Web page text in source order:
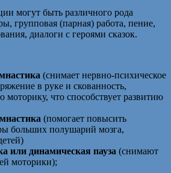
могут быть различного рода
групповая (парная) работа, пение,
диалоги с героями сказок.
(снимает нервно-психическое
в руке и скованность,
моторику, что способствует развитию
(помогает повысить
больших полушарий мозга,
или динамическая пауза (снимают
моторики);